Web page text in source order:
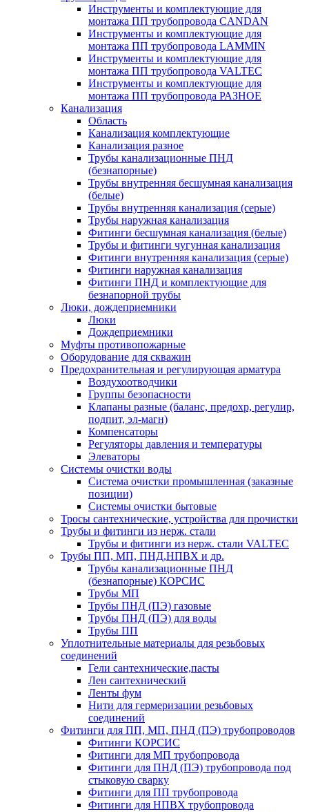
Инструменты и комплектующие для
монтажа ПП трубопровода CANDAN
Инструменты и комплектующие для
монтажа ПП трубопровода LAMMIN
Инструменты и комплектующие для
монтажа ПП трубопровода VALTEC
Инструменты и комплектующие для
монтажа ПП трубопровода РАЗНОЕ
Канализация
Область
Канализация комплектующие
Канализация разное
Трубы канализационные ПНД
(безнапорные)
Трубы внутренняя бесшумная канализация
(белые)
Трубы внутренняя канализация (серые)
Трубы наружная канализация
Фитинги бесшумная канализация (белые)
Трубы и фитинги чугунная канализация
Фитинги внутренняя канализация (серые)
Фитинги наружная канализация
Фитинги ПНД и комплектующие для
безнапорной трубы
Люки, дождеприемники
Люки
Дождеприемники
Муфты противопожарные
Оборудование для скважин
Предохранительная и регулирующая арматура
Воздухоотводчики
Группы безопасности
Клапаны разные (баланс, предохр, регулир,
подпит, эл-магн)
Компенсаторы
Регуляторы давления и температуры
Элеваторы
Системы очистки воды
Система очистки промышленная (заказные
позиции)
Системы очистки бытовые
Тросы сантехнические, устройства для прочистки
Трубы и фитинги из нерж. стали
Трубы и фитинги из нерж. стали VALTEC
Трубы ПП, МП, ПНД,НПВХ и др.
Трубы канализационные ПНД
(безнапорные) КОРСИС
Трубы МП
Трубы ПНД (ПЭ) газовые
Трубы ПНД (ПЭ) для воды
Трубы ПП
Уплотнительные материалы для резьбовых
соединений
Гели сантехнические,пасты
Лен сантехнический
Ленты фум
Нити для гермеризации резьбовых
соединений
Фитинги для ПП, МП, ПНД (ПЭ) трубопроводов
Фитинги КОРСИС
Фитинги для МП трубопровода
Фитинги для ПНД (ПЭ) трубопровода под
стыковую сварку
Фитинги для ПП трубопровода
Фитинги для НПВХ трубопровода